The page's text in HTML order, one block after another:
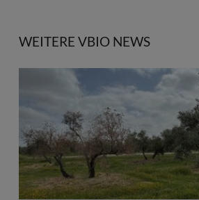
WEITERE VBIO NEWS